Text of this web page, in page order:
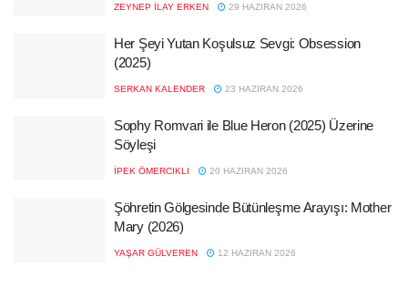
ZEYNEP İLAY ERKEN 29 HAZIRAN 2026
Her Şeyi Yutan Koşulsuz Sevgi: Obsession
(2025)
SERKAN KALENDER 23 HAZIRAN 2026
Sophy Romvari ile Blue Heron (2025) Üzerine
Söyleşi
İPEK ÖMERCIKLI 20 HAZIRAN 2026
Şöhretin Gölgesinde Bütünleşme Arayışı: Mother
Mary (2026)
YAŞAR GÜLVEREN 12 HAZIRAN 2026